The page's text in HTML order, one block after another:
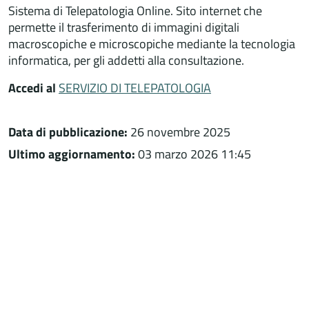
Sistema di Telepatologia Online. Sito internet che
permette il trasferimento di immagini digitali
macroscopiche e microscopiche mediante la tecnologia
informatica, per gli addetti alla consultazione.
Accedi al SERVIZIO DI TELEPATOLOGIA
Data di pubblicazione: 26 novembre 2025
Ultimo aggiornamento:03 marzo 2026 11:45